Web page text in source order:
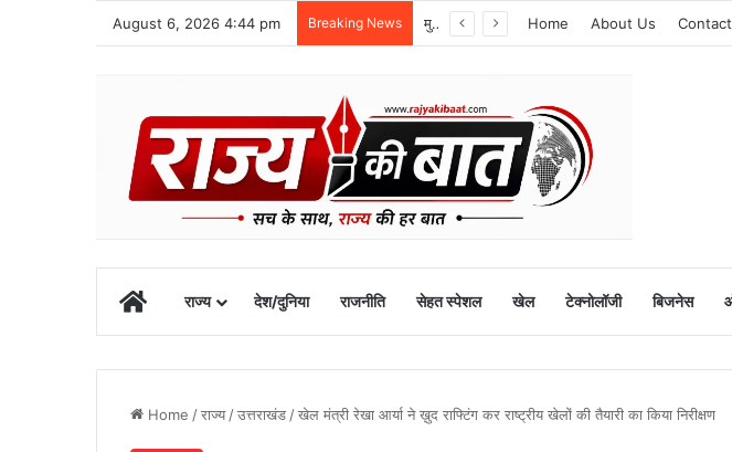
August 6, 2026 4:44 pm Breaking News मुख्यमंत्री के अनुरोध पर बनबसा स्टेशन को मिली नई रेल सुविधा Home About Us
Homeराज्य देश/दुनिया राजनीति सेहत स्पेशल खेल टेक्नोलॉजी बिजनेस
Home /राज्य /उत्तराखंड /खेल मंत्री रेखा आर्या ने ख़ुद राफ्टिंग कर राष्ट्रीय खेलों की तैयारी का किया निरीक्षण